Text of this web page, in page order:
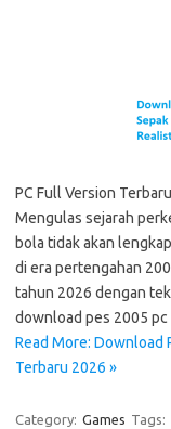
PC Full Version
Mengulas sejarah
bola tidak akan
di era pertengahan
tahun 2026 dengan
download pes 2005
Read More: Download
Terbaru 2026 »
Category: Games Tags: